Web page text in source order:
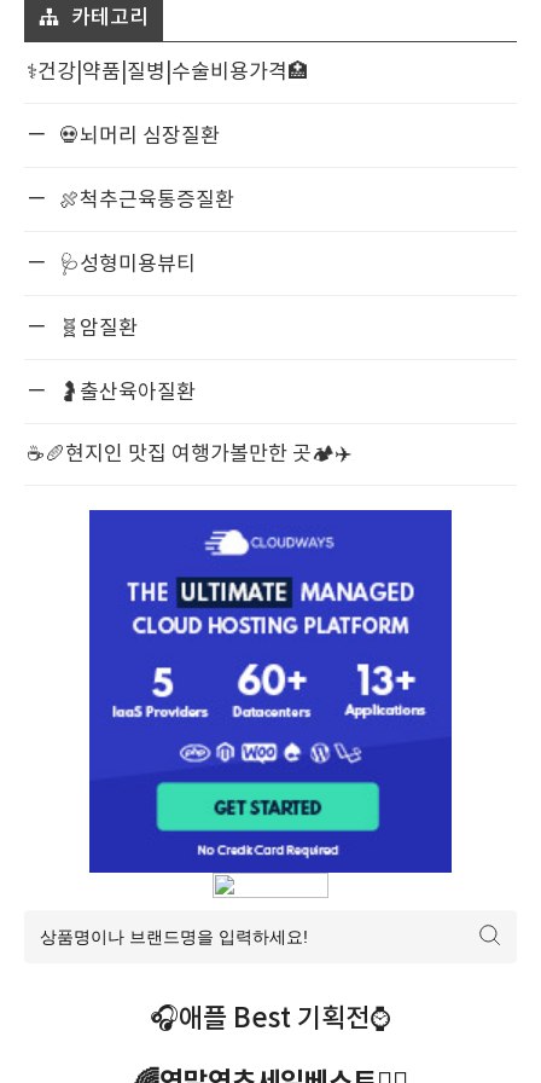
카테고리
⚕️건강|약품|질병|수술비용가격🏥
💀뇌머리 심장질환
🍖척추근육통증질환
🩺성형미용뷰티
🧬암질환
🤰출산육아질환
☕️🥖현지인 맛집 여행가볼만한 곳🏕️✈️
🎧애플 Best 기획전⌚️